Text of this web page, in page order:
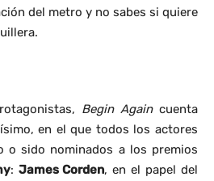
del metro y no sabes si quiere
Begin Againcuenta
en el que todos los actores
o sido nominados a los premios
: James Corden, en el papel del